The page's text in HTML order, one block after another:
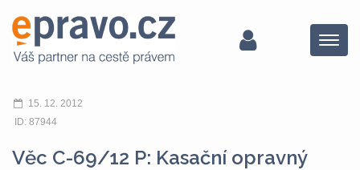
Menu
15. 12. 2012
ID: 87944
Věc C-69/12 P: Kasační opravný